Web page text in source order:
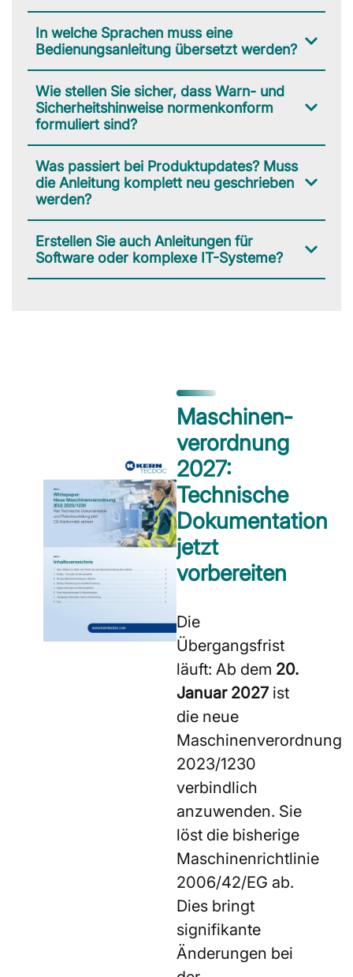
In welche Sprachen muss eine
Bedienungsanleitung übersetzt werden?
Wie stellen Sie sicher, dass Warn- und
Sicherheitshinweise normenkonform
formuliert sind?
Was passiert bei Produktupdates? Muss
die Anleitung komplett neu geschrieben
werden?
Erstellen Sie auch Anleitungen für
Software oder komplexe IT-Systeme?
Maschinen­
verordnung
2027:
Technische
Dokumentation
jetzt
vorbereiten
Die
Übergangsfrist
läuft: Ab dem 20.
Januar 2027 ist
die neue
Maschinenverordnung
2023/1230
verbindlich
anzuwenden. Sie
löst die bisherige
Maschinenrichtlinie
2006/42/EG ab.
Dies bringt
signifikante
Änderungen bei